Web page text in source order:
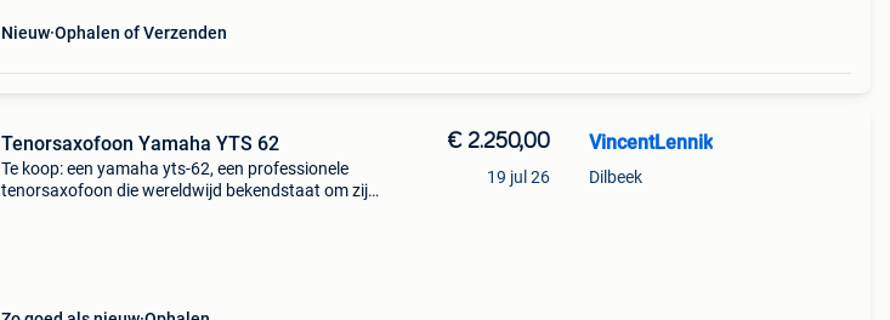
Nieuw Ophalen of Verzenden
Tenorsaxofoon Yamaha YTS 62
Te koop: een yamaha yts-62, een professionele
tenorsaxofoon die wereldwijd bekendstaat om zijn
€ 2.250,00
19 jul 26
VincentLennik
Dilbeek